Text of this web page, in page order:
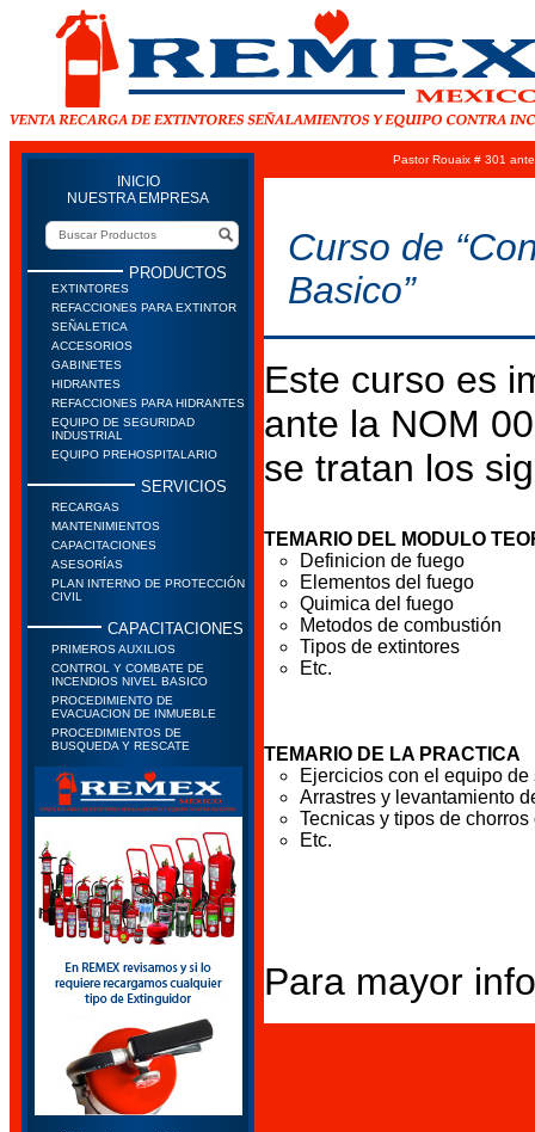
INICIO
NUESTRA EMPRESA
PRODUCTOS
EXTINTORES
REFACCIONES PARA EXTINTOR
SEÑALETICA
ACCESORIOS
GABINETES
HIDRANTES
REFACCIONES PARA HIDRANTES
EQUIPO DE SEGURIDAD
INDUSTRIAL
EQUIPO PREHOSPITALARIO
SERVICIOS
RECARGAS
MANTENIMIENTOS
CAPACITACIONES
ASESORÍAS
PLAN INTERNO DE PROTECCIÓN
CIVIL
CAPACITACIONES
PRIMEROS AUXILIOS
CONTROL Y COMBATE DE
INCENDIOS NIVEL BASICO
PROCEDIMIENTO DE
EVACUACION DE INMUEBLE
PROCEDIMIENTOS DE
BUSQUEDA Y RESCATE
Pastor Rouaix # 301
Curso de
Basico”
Este curso es
ante la NOM
se tratan los
TEMARIO DEL MODULO
Definicion de fuego
Elementos del fuego
Quimica del fuego
Metodos de combustión
Tipos de extintores
Etc.
TEMARIO DE LA PRACTICA
Ejercicios con el equipo de
Arrastres y levantamiento
Tecnicas y tipos de chorros
Etc.
Para mayor